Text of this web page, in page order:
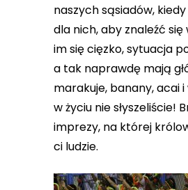
naszych sąsiadów,
dla nich, aby znaleźć
im się cięzko, sytuacja
a tak naprawdę mają
marakuje, banany, acai
w życiu nie
imprezy, na której
ci ludzie.